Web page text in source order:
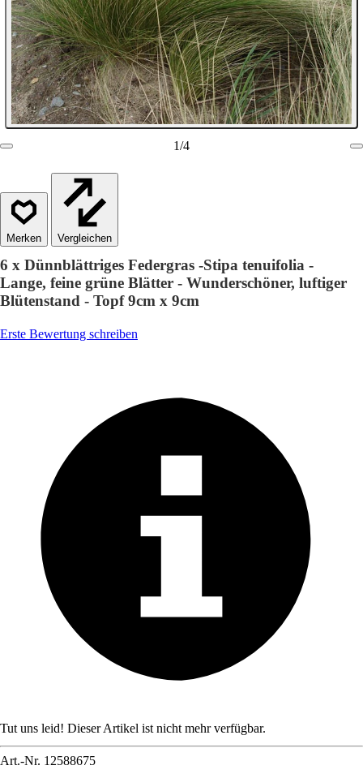
1/4
Vergleichen
6 x Dünnblättriges Federgras -Stipa tenuifolia -
Lange, feine grüne Blätter - Wunderschöner, luftiger
Blütenstand - Topf 9cm x 9cm
Erste Bewertung schreiben
Tut uns leid! Dieser Artikel ist nicht mehr verfügbar.
Art.-Nr. 12588675